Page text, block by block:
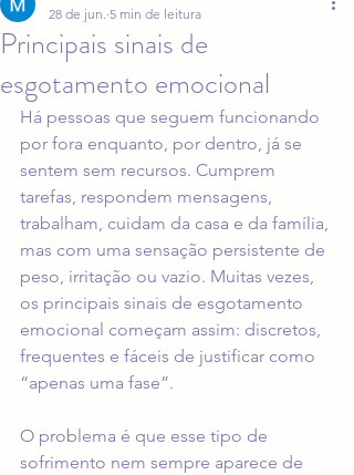
Principais sinais de
esgotamento emocional
28 de jun. 5 min de leitura
Há pessoas que seguem funcionando
por fora enquanto, por dentro, já se
sentem sem recursos. Cumprem
tarefas, respondem mensagens,
trabalham, cuidam da casa e da família,
mas com uma sensação persistente de
peso, irritação ou vazio. Muitas vezes,
os principais sinais de esgotamento
emocional começam assim: discretos,
frequentes e fáceis de justificar como
“apenas uma fase”.
O problema é que esse tipo de
sofrimento nem sempre aparece de